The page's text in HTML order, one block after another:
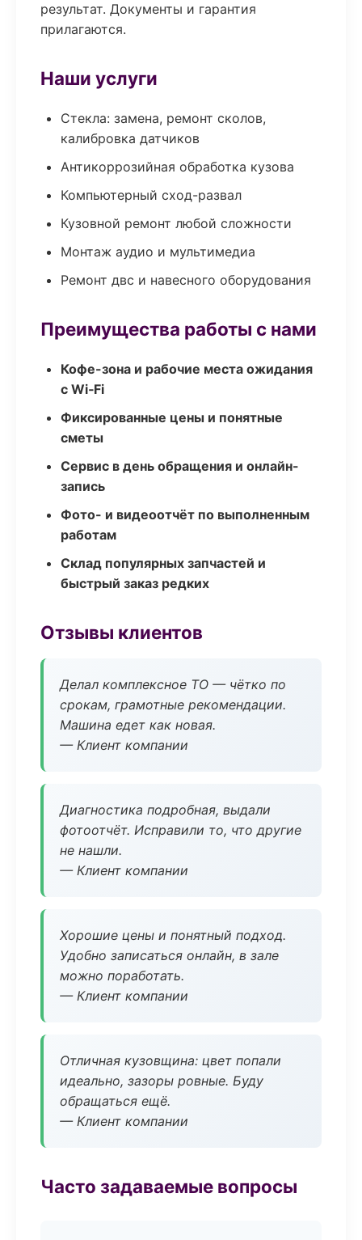
результат. Документы и гарантия
прилагаются.
Наши услуги
Стекла: замена, ремонт сколов,
калибровка датчиков
Антикоррозийная обработка кузова
Компьютерный сход-развал
Кузовной ремонт любой сложности
Монтаж аудио и мультимедиа
Ремонт двс и навесного оборудования
Преимущества работы с нами
Кофе-зона и рабочие места ожидания
с Wi‑Fi
Фиксированные цены и понятные
сметы
Сервис в день обращения и онлайн-
запись
Фото- и видеоотчёт по выполненным
работам
Склад популярных запчастей и
быстрый заказ редких
Отзывы клиентов
Делал комплексное ТО — чётко по
срокам, грамотные рекомендации.
Машина едет как новая.
— Клиент компании
Диагностика подробная, выдали
фотоотчёт. Исправили то, что другие
не нашли.
— Клиент компании
Хорошие цены и понятный подход.
Удобно записаться онлайн, в зале
можно поработать.
— Клиент компании
Отличная кузовщина: цвет попали
идеально, зазоры ровные. Буду
обращаться ещё.
— Клиент компании
Часто задаваемые вопросы